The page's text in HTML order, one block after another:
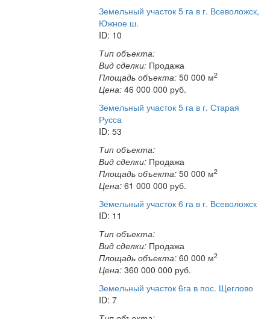
Земельный участок 5 га в г. Всеволожск,
Южное ш.
ID: 10
Тип объекта:
Вид сделки: Продажа
Площадь объекта: 50 000 м2
Цена:46 000 000 руб.
Земельный участок 5 га в г. Старая
Русса
ID: 53
Тип объекта:
Вид сделки: Продажа
Площадь объекта: 50 000 м2
Цена:61 000 000 руб.
Земельный участок 6 га в г. Всеволожск
ID: 11
Тип объекта:
Вид сделки: Продажа
Площадь объекта: 60 000 м2
Цена:360 000 000 руб.
Земельный участок 6га в пос. Щеглово
ID: 7